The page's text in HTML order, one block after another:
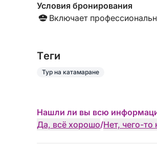
Условия бронирования
Включает
Tеги
Тур на катамаране
Нашли ли вы всю
Да, всё хорошо/Нет, чего-то